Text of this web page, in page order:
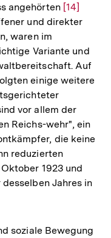
angehörten Zur
Auflösung
Fußnote
[14]
und direkter
waren im
Variante und
Auf
einige weitere
vor allem der
Reichs-wehr", ein
die keine
reduzierten
1923 und
Jahres in
soziale Bewegung